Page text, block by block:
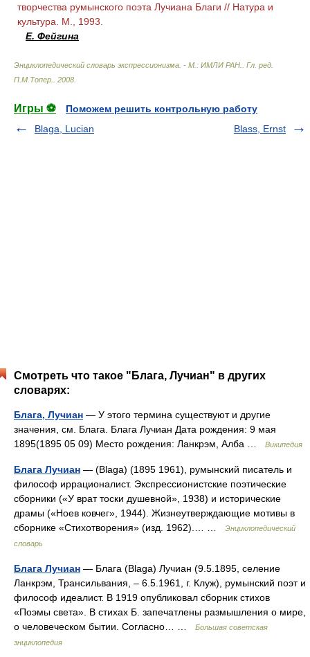
творчества румынского поэта Лучиана Благи // Натура и
культура. М., 1993.
Е. Фейгина
Энциклопедический словарь экспрессионизма. - М.: ИМЛИ РАН.
Гл. ред.
П.М.Топер.
2008
Игры ⚽
Поможем решить контрольную работу
Blaga, Lucian
Blass, Ernst
Смотреть что такое "Блага, Лучиан" в других
словарях:
Блага, Лучиан — У этого термина существуют и другие
значения, см. Блага. Блага Лучиан Дата рождения: 9 мая
1895(1895 05 09) Место рождения: Ланкрэм, Алба …
Википедия
Блага Лучиан — (Blaga) (1895 1961), румынский писатель и
философ иррационалист. Экспрессионистские поэтические
сборники («У врат тоски душевной», 1938) и исторические
драмы («Ноев ковчег», 1944). Жизнеутверждающие мотивы в
сборнике «Стихотворения» (изд. 1962).… …
Энциклопедический
словарь
Блага Лучиан — Блага (Blaga) Лучиан (9.5.1895, селение
Ланкрэм, Трансильвания, ‒ 6.5.1961, г. Клуж), румынский поэт и
философ идеалист. В 1919 опубликовал сборник стихов
«Поэмы света». В стихах Б. запечатлены размышления о мире,
о человеческом бытии. Согласно… …
Большая советская
энциклопедия